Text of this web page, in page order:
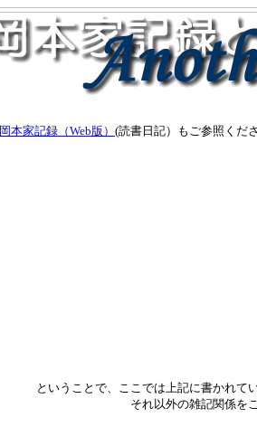
岡本家記録（Web版） (読書日記）もご参照くだ
ということで、ここでは上記に書かれて
それ以外の雑記関係を